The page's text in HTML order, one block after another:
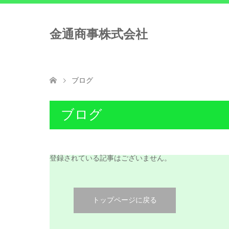
金通商事株式会社
ブログ
ブログ
登録されている記事はございません。
トップページに戻る